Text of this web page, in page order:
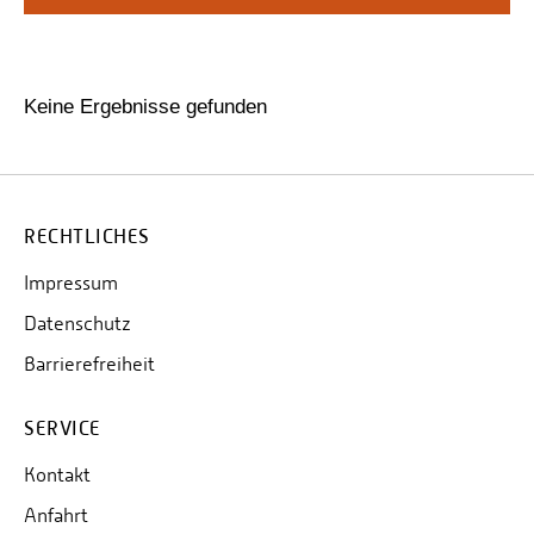
Personalvertretungen
Informationssicherheit
Personensuche
Keine Ergebnisse gefunden
RECHTLICHES
Impressum
Datenschutz
Barrierefreiheit
SERVICE
Kontakt
Anfahrt